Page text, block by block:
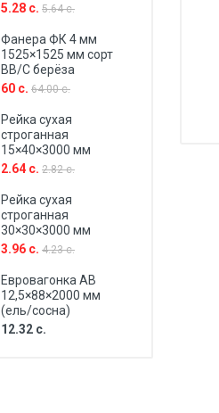
5.28 с. 5.64 с.
Фанера ФК 4 мм
1525×1525 мм сорт
BB/C берёза
60 с. 64.00 с.
Рейка сухая
строганная
15×40×3000 мм
2.64 с. 2.82 с.
Рейка сухая
строганная
30×30×3000 мм
3.96 с. 4.23 с.
Евровагонка AB
12,5×88×2000 мм
(ель/сосна)
12.32 с.